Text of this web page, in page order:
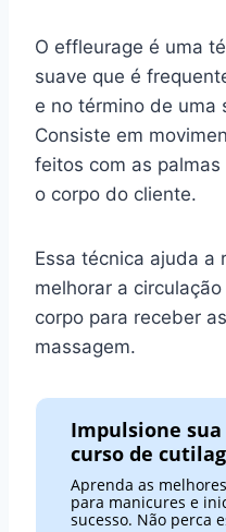
O effleurage é uma
suave que é
e no término de uma
Consiste em
feitos com as
o corpo do cliente.
Essa técnica ajuda a
melhorar a
corpo para receber
massagem.
Impulsione
curso de
Aprenda as
para manicures e
sucesso. Não perca